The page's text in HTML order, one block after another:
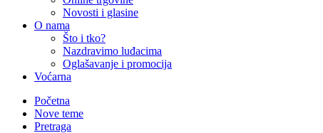
Novosti i glasine
O nama
Što i tko?
Nazdravimo luđacima
Oglašavanje i promocija
Voćarna
Početna
Nove teme
Pretraga